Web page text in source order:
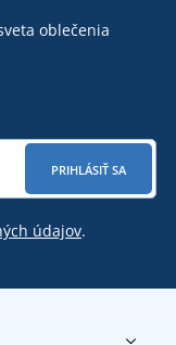
oblečenia
PRIHLÁSIŤ SA
údajov.